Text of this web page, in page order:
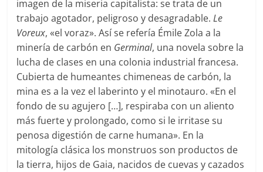
imagen de la miseria capitalista: se trata de un
trabajo agotador, peligroso y desagradable.Le
Voreux, «el voraz». Así se refería Émile Zola a la
minería de carbón en Germinal, una novela sobre la
lucha de clases en una colonia industrial francesa.
Cubierta de humeantes chimeneas de carbón, la
mina es a la vez el laberinto y el minotauro. «En el
fondo de su agujero […], respiraba con un aliento
más fuerte y prolongado, como si le irritase su
penosa digestión de carne humana». En la
mitología clásica los monstruos son productos de
la tierra, hijos de Gaia, nacidos de cuevas y cazados